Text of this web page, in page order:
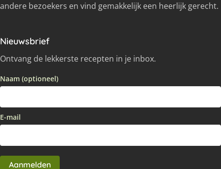
andere bezoekers en vind gemakkelijk een heerlijk gerecht.
Nieuwsbrief
Ontvang de lekkerste recepten in je inbox.
Naam (optioneel)
E-mail
Aanmelden